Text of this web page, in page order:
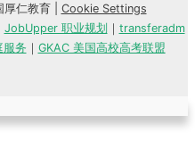
仁教育 | Cookie Settings
JobUpper 职业规划 ｜ transferadm
服务 ｜ GKAC 美国高校高考联盟